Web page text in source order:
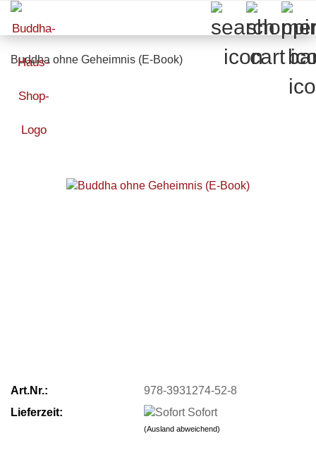
Buddha ohne Geheimnis (E-Book)
Art.Nr.:
978-3931274-52-8
Lieferzeit:
Sofort
(Ausland abweichend)